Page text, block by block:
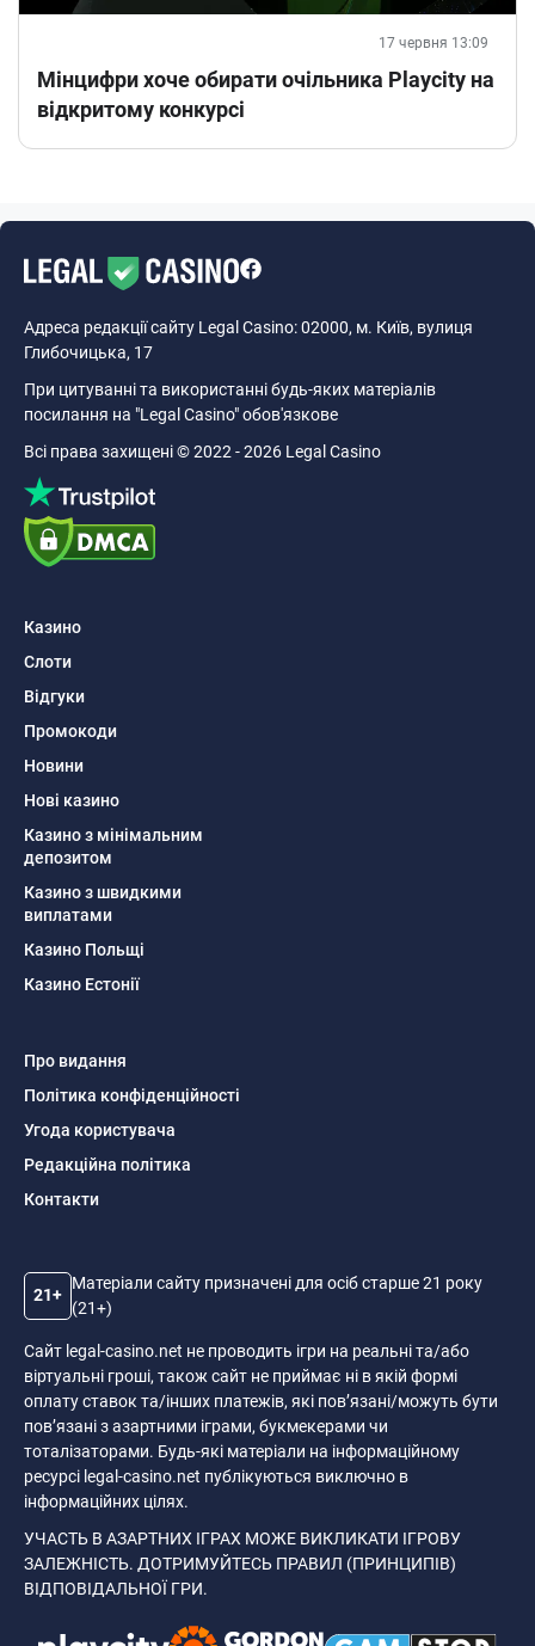
17 червня 13:09
Мінцифри хоче обирати очільника Playcity на
відкритому конкурсі
Адреса редакції сайту Legal Casino: 02000, м. Київ, вулиця
Глибочицька, 17
При цитуванні та використанні будь-яких матеріалів
посилання на "Legal Casino" обов'язкове
Всі права захищені © 2022 - 2026 Legal Casino
Казино
Слоти
Відгуки
Промокоди
Новини
Нові казино
Казино з мінімальним
депозитом
Казино з швидкими
виплатами
Казино Польщі
Казино Естонії
Про видання
Політика конфіденційності
Угода користувача
Редакційна політика
Контакти
21+
Матеріали сайту призначені для осіб старше 21 року
(21+)
Сайт legal-casino.net не проводить ігри на реальні та/або
віртуальні гроші, також сайт не приймає ні в якій формі
оплату ставок та/інших платежів, які пов’язані/можуть бути
пов’язані з азартними іграми, букмекерами чи
тоталізаторами. Будь-які матеріали на інформаційному
ресурсі legal-casino.net публікуються виключно в
інформаційних цілях.
УЧАСТЬ В АЗАРТНИХ ІГРАХ МОЖЕ ВИКЛИКАТИ ІГРОВУ
ЗАЛЕЖНІСТЬ. ДОТРИМУЙТЕСЬ ПРАВИЛ (ПРИНЦИПІВ)
ВІДПОВІДАЛЬНОЇ ГРИ.